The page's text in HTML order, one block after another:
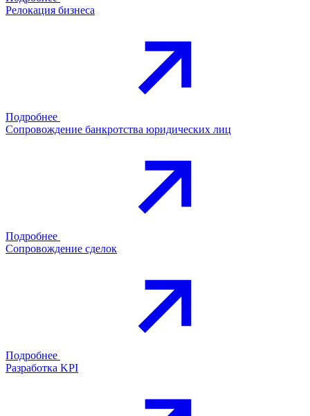
Релокация бизнеса
Подробнее
Сопровождение банкротства юридических лиц
Подробнее
Сопровождение сделок
Подробнее
Разработка KPI